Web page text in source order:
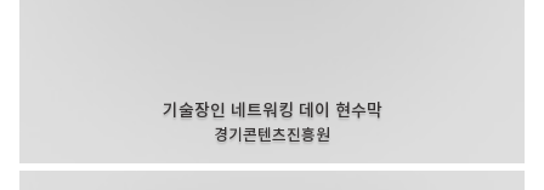
기술장인 네트워킹 데이 현수막
경기콘텐츠진흥원